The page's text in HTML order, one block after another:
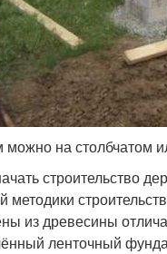
на столбчатом
строительство
методики
из древесины
ленточный